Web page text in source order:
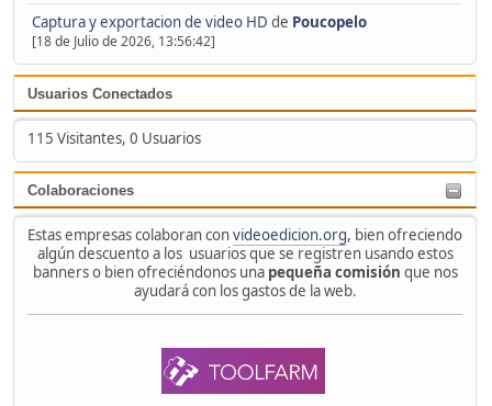
Captura y exportacion de video HD de Poucopelo
[18 de Julio de 2026, 13:56:42]
Usuarios Conectados
115 Visitantes, 0 Usuarios
Colaboraciones
Estas empresas colaboran convideoedicion.org, bien ofreciendo
algún descuento a los usuarios que se registren usando estos
banners o bien ofreciéndonos una pequeña comisión que nos
ayudará con los gastos de la web.